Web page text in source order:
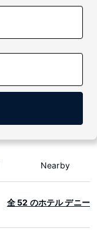
Nearby
全 52 のホテル デニー